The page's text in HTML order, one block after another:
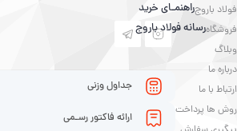
فولاد باروج
فروشگاه
وبلاگ
درباره ما
ارتباط با ما
راهنمـای خرید
روش ها پرداخت
رسانه فولاد باروج
جداول وزنی
ارائه فاکتور رسـمی